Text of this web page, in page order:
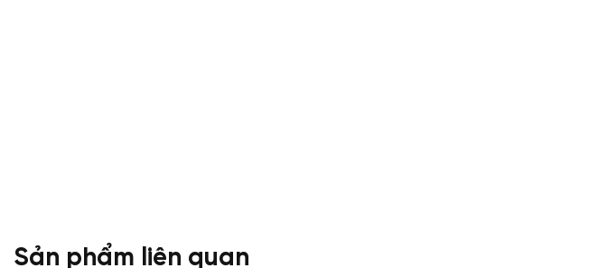
Sản phẩm liên quan